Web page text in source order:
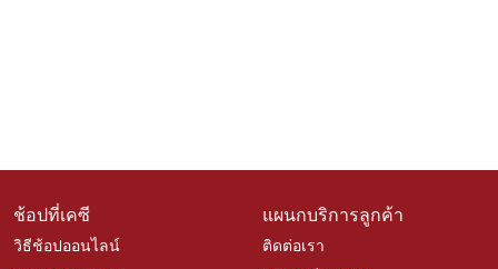
ช้อปที่เคซี
วิธีช้อปออนไลน์
แผนกบริการลูกค้า
ติดต่อเรา